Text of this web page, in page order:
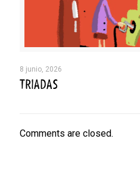
8 junio, 2026
TRIADAS
Comments are closed.